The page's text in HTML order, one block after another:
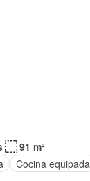
91 m²
Cocina equipada